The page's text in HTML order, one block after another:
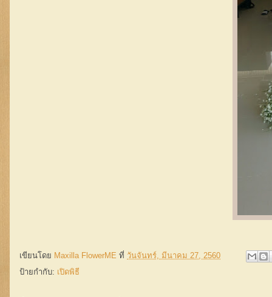
เขียนโดย Maxilla FlowerME ที่ วันจันทร์, มีนาคม 27, 2560
ป้ายกำกับ: เปิดพิธี